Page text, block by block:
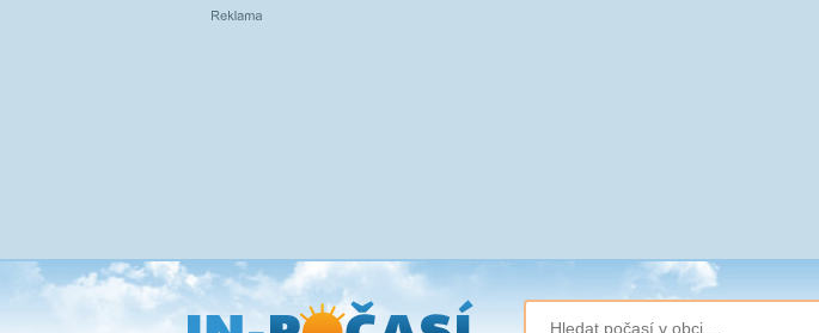
Přejít
na
hlavní
obsah